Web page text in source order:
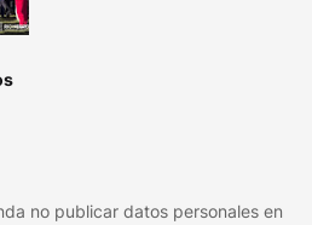
no publicar datos personales en